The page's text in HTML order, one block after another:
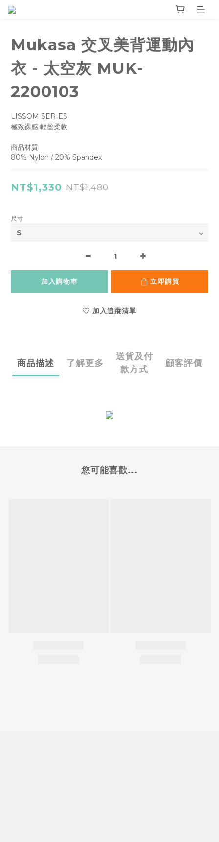
Mukasa 交叉美背運動內
衣 - 太空灰 MUK-
2200103
LISSOM SERIES
極致裸感 輕盈柔軟
商品材質
80% Nylon / 20% Spandex
NT$1,330 NT$1,480
尺寸
加入購物車 立即購買
加入追蹤清單
商品描述 了解更多
送貨及付
款方式
顧客評價
您可能喜歡...